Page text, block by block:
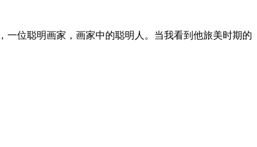
位聪明画家，画家中的聪明人。当我看到他旅美时期的